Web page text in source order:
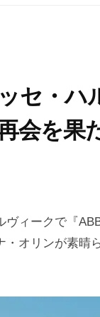
セ・ハ
会を果
ィークで『
・オリンが素晴